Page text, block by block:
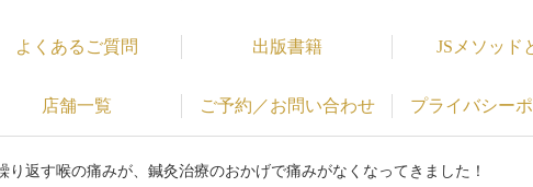
よくあるご質問 出版書籍 JSメソッド
店舗一覧 ご予約／お問い合わせ プライバシー
り返す喉の痛みが、鍼灸治療のおかげで痛みがなくなってきました！